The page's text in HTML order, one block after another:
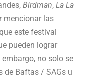
Birdman, La La
mencionar las
este festival
pueden lograr
no solo se
de Baftas / SAGs u